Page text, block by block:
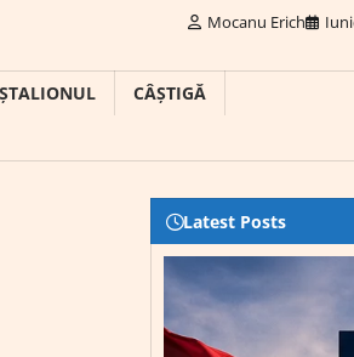
Mocanu Erich
CÂȘTIGĂ
Latest Posts